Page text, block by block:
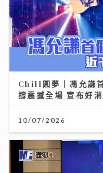
Chill圓夢｜馮允謙
撐震撼全場 宣布好
10/07/2026